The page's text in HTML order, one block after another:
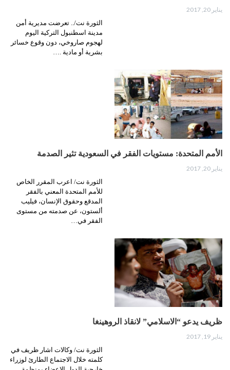
يناير 20, 2017
الثورة نت/.. تعرضت مديرية أمن
مدينة اسطنبول التركية اليوم
لهجوم صاروخي، دون وقوع خسائر
بشرية أو مادية .…
الأمم المتحدة: مستويات الفقر في السعودية تثير الصدمة
يناير 20, 2017
الثورة نت/ اعرب المقرر الخاص
للأمم المتحدة المعني بالفقر
المدقع وحقوق الإنسان، فيليب
ألستون، عن صدمته من مستوى
الفقر في…
ظريف يدعو “الاسلامي” لانقاذ الروهينغا
يناير 19, 2017
الثورة نت/ وكالات اشار ظريف في
كلمته خلال الاجتماع الطارئ لوزراء